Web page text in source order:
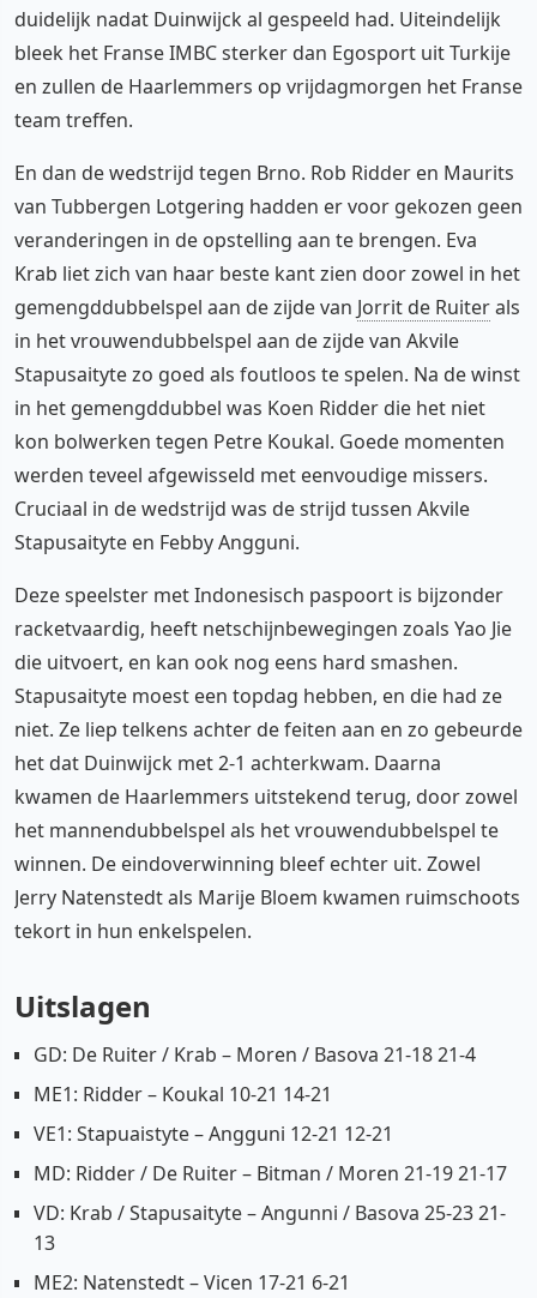
duidelijk nadat Duinwijck al gespeeld had. Uiteindelijk
bleek het Franse IMBC sterker dan Egosport uit Turkije
en zullen de Haarlemmers op vrijdagmorgen het Franse
team treffen.
En dan de wedstrijd tegen Brno. Rob Ridder en Maurits
van Tubbergen Lotgering hadden er voor gekozen geen
veranderingen in de opstelling aan te brengen. Eva
Krab liet zich van haar beste kant zien door zowel in het
gemengddubbelspel aan de zijde van Jorrit de Ruiterals
in het vrouwendubbelspel aan de zijde van Akvile
Stapusaityte zo goed als foutloos te spelen. Na de winst
in het gemengddubbel was Koen Ridder die het niet
kon bolwerken tegen Petre Koukal. Goede momenten
werden teveel afgewisseld met eenvoudige missers.
Cruciaal in de wedstrijd was de strijd tussen Akvile
Stapusaityte en Febby Angguni.
Deze speelster met Indonesisch paspoort is bijzonder
racketvaardig, heeft netschijnbewegingen zoals Yao Jie
die uitvoert, en kan ook nog eens hard smashen.
Stapusaityte moest een topdag hebben, en die had ze
niet. Ze liep telkens achter de feiten aan en zo gebeurde
het dat Duinwijck met 2-1 achterkwam. Daarna
kwamen de Haarlemmers uitstekend terug, door zowel
het mannendubbelspel als het vrouwendubbelspel te
winnen. De eindoverwinning bleef echter uit. Zowel
Jerry Natenstedt als Marije Bloem kwamen ruimschoots
tekort in hun enkelspelen.
Uitslagen
GD: De Ruiter / Krab – Moren / Basova 21-18 21-4
ME1: Ridder – Koukal 10-21 14-21
VE1: Stapuaistyte – Angguni 12-21 12-21
MD: Ridder / De Ruiter – Bitman / Moren 21-19 21-17
VD: Krab / Stapusaityte – Angunni / Basova 25-23 21-
13
ME2: Natenstedt – Vicen 17-21 6-21